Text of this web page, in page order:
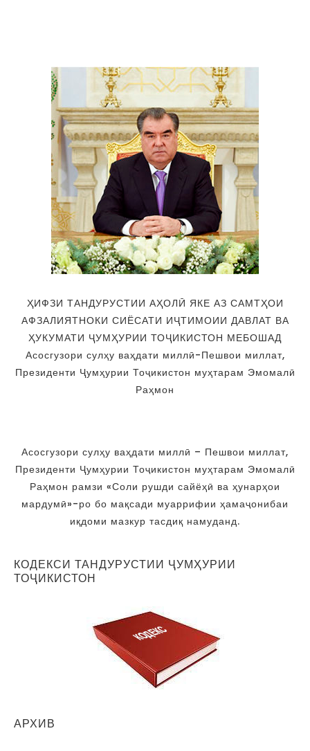
ҲИФЗИ ТАНДУРУСТИИ АҲОЛӢ ЯКЕ АЗ САМТҲОИ
АФЗАЛИЯТНОКИ СИЁСАТИ ИҶТИМОИИ ДАВЛАТ ВА
ҲУКУМАТИ ҶУМҲУРИИ ТОҶИКИСТОН МЕБОШАД
Асосгузори сулҳу ваҳдати миллӣ-Пешвои миллат,
Президенти Ҷумҳурии Тоҷикистон муҳтарам Эмомалӣ
Раҳмон
Асосгузори сулҳу ваҳдати миллӣ – Пешвои миллат,
Президенти Ҷумҳурии Тоҷикистон муҳтарам Эмомалӣ
Раҳмон рамзи «Соли рушди сайёҳӣ ва ҳунарҳои
мардумӣ»-ро бо мақсади муаррифии ҳамаҷонибаи
иқдоми мазкур тасдиқ намуданд.
КОДЕКСИ ТАНДУРУСТИИ ҶУМҲУРИИ
ТОҶИКИСТОН
АРХИВ